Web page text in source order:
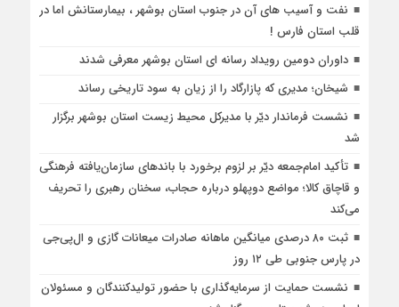
نفت و آسیب های آن در جنوب استان بوشهر ، بیمارستانش اما در
قلب استان فارس !
داوران دومین رویداد رسانه ای استان بوشهر معرفی شدند
شیخان؛ مدیری که پازارگاد را از زیان به سود تاریخی رساند
نشست فرماندار دیّر با مدیرکل محیط زیست استان بوشهر برگزار
شد
تأکید امام‌جمعه دیّر بر لزوم برخورد با باندهای سازمان‌یافته فرهنگی
و قاچاق کالا؛ مواضع دوپهلو درباره حجاب، سخنان رهبری را تحریف
می‌کند
ثبت ۸۰ درصدی میانگین ماهانه صادرات میعانات گازی و ال‌پی‌جی
در پارس جنوبی طی ۱۲ روز
نشست حمایت از سرمایه‌گذاری با حضور تولیدکنندگان و مسئولان